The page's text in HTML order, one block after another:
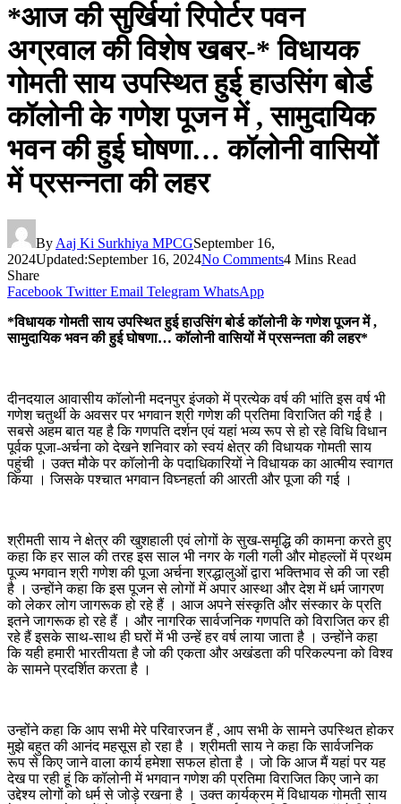
*आज की सुर्खियां रिपोर्टर पवन
अग्रवाल की विशेष खबर-* विधायक
गोमती साय उपस्थित हुई हाउसिंग बोर्ड
कॉलोनी के गणेश पूजन में , सामुदायिक
भवन की हुई घोषणा… कॉलोनी वासियों
में प्रसन्नता की लहर
By Aaj Ki Surkhiya MPCGSeptember 16,
2024Updated:September 16, 2024No Comments4 Mins Read
Share
Facebook Twitter Email Telegram WhatsApp
*विधायक गोमती साय उपस्थित हुई हाउसिंग बोर्ड कॉलोनी के गणेश पूजन में ,
सामुदायिक भवन की हुई घोषणा… कॉलोनी वासियों में प्रसन्नता की लहर*
दीनदयाल आवासीय कॉलोनी मदनपुर इंजको में प्रत्येक वर्ष की भांति इस वर्ष भी
गणेश चतुर्थी के अवसर पर भगवान श्री गणेश की प्रतिमा विराजित की गई है ।
सबसे अहम बात यह है कि गणपति दर्शन एवं यहां भव्य रूप से हो रहे विधि विधान
पूर्वक पूजा-अर्चना को देखने शनिवार को स्वयं क्षेत्र की विधायक गोमती साय
पहुंची । उक्त मौके पर कॉलोनी के पदाधिकारियों ने विधायक का आत्मीय स्वागत
किया । जिसके पश्चात भगवान विघ्नहर्ता की आरती और पूजा की गई ।
श्रीमती साय ने क्षेत्र की खुशहाली एवं लोगों के सुख-समृद्धि की कामना करते हुए
कहा कि हर साल की तरह इस साल भी नगर के गली गली और मोहल्लों में प्रथम
पूज्य भगवान श्री गणेश की पूजा अर्चना श्रद्धालुओं द्वारा भक्तिभाव से की जा रही
है । उन्होंने कहा कि इस पूजन से लोगों में अपार आस्था और देश में धर्म जागरण
को लेकर लोग जागरूक हो रहे हैं । आज अपने संस्कृति और संस्कार के प्रति
इतने जागरूक हो रहे हैं । और नागरिक सार्वजनिक गणपति को विराजित कर ही
रहे हैं इसके साथ-साथ ही घरों में भी उन्हें हर वर्ष लाया जाता है । उन्होंने कहा
कि यही हमारी भारतीयता है जो की एकता और अखंडता की परिकल्पना को विश्व
के सामने प्रदर्शित करता है ।
उन्होंने कहा कि आप सभी मेरे परिवारजन हैं , आप सभी के सामने उपस्थित होकर
मुझे बहुत की आनंद महसूस हो रहा है । श्रीमती साय ने कहा कि सार्वजनिक
रूप से किए जाने वाला कार्य हमेशा सफल होता है । जो कि आज मैं यहां पर यह
देख पा रही हूं कि कॉलोनी में भगवान गणेश की प्रतिमा विराजित किए जाने का
उद्देश्य लोगों को धर्म से जोड़े रखना है । उक्त कार्यक्रम में विधायक गोमती साय